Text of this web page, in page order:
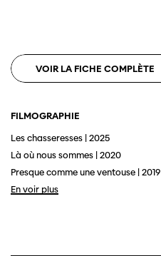
VOIR LA FICHE COMPLÈTE
FILMOGRAPHIE
Les chasseresses | 2025
Là où nous sommes | 2020
Presque comme une ventouse | 2019
En voir plus